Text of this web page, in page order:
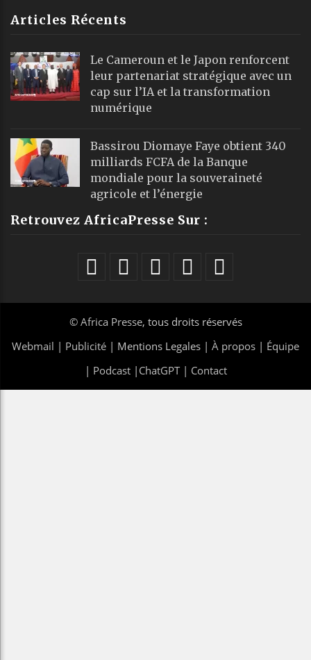
Articles Récents
Le Cameroun et le Japon renforcent
leur partenariat stratégique avec un
cap sur l’IA et la transformation
numérique
Bassirou Diomaye Faye obtient 340
milliards FCFA de la Banque
mondiale pour la souveraineté
agricole et l’énergie
Retrouvez AfricaPresse Sur :
© Africa Presse, tous droits réservés
Webmail | Publicité | Mentions Legales | À propos | Équipe
| Podcast| ChatGPT| Contact